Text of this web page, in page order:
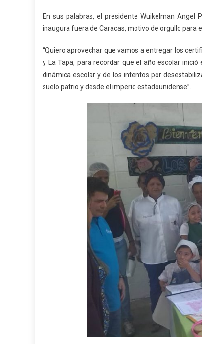
En sus palabras, el presidente Wuikelman
inaugura fuera de Caracas, motivo de orgullo para
“Quiero aprovechar que vamos a entregar los
y La Tapa, para recordar que el año escolar
dinámica escolar y de los intentos por
suelo patrio y desde el imperio estadounidense”.